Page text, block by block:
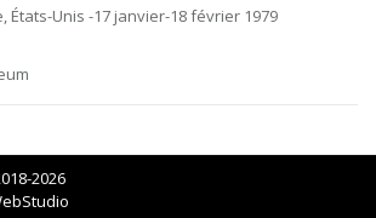
États-Unis -17 janvier-18 février 1979
2026